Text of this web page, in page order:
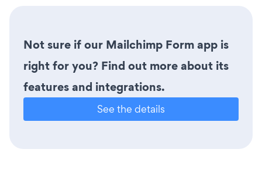
Not sure if our Mailchimp Form app is
right for you? Find out more about its
features and integrations.
See the details